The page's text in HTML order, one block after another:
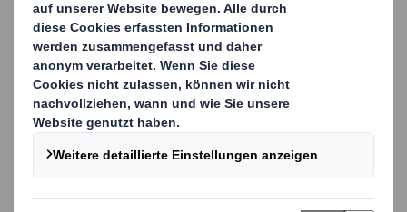
Geschlossener Kreislauf
DS Smith ist das führende Recycling-Unternehmen
für Pappe und Papier in Europa und verarbeitet
jährlich mehr als 5,5Mio Tonnen Material.